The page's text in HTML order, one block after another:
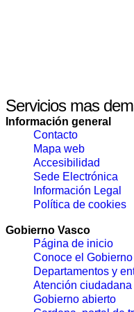
Servicios mas
Información general
Contacto
Mapa web
Accesibilidad
Sede Electrónica
Información Legal
Política de cookies
Gobierno Vasco
Página de inicio
Conoce el Gobierno
Departamentos y
Atención ciudadana
Gobierno abierto